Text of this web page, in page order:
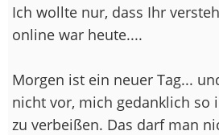
Ich wollte nur, dass Ihr
online war heute....
Morgen ist ein neuer Tag...
nicht vor, mich gedanklich so
zu verbeißen. Das darf man